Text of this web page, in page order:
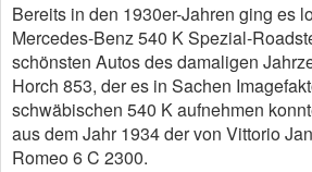
Bereits in den 1930er-Jahren ging es
Mercedes-Benz 540 K Spezial-
schönsten Autos des damaligen
Horch 853, der es in Sachen
schwäbischen 540 K aufnehmen
aus dem Jahr 1934 der von Vittorio
Romeo 6 C 2300.